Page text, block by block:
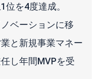
位を4度達成。
ベーションに移
と新規事業マネー
し年間MVPを受